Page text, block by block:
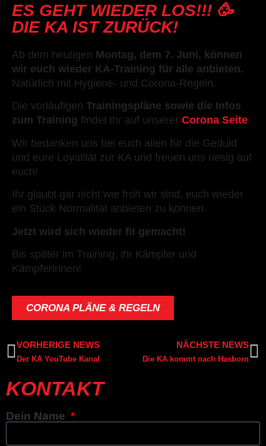
ES GEHT WIEDER LOS!!! 🥳
DIE KA IST ZURÜCK!
Ab dem heutigen Montag, dem 7. Juni, können
wir euch wieder KA-Training für alle anbieten.
Natürlich mit Hygiene- und Corona-Regeln.
Die vorläufigen Trainingspläne sowie die Infos
zum Training findet ihr auf unserer Corona Seite.
Wir bedanken uns bei euch allen für die Geduld
und eure Loyalität zur KA und freuen uns riesig auf
euch!
Ihr glaubt gar nicht wie froh wir sind, euch wieder
ein Stück Normalität anbieten zu können.
Jetzt wird sich wieder fit gemacht!
Bis später im Training, ihr Kämpfer und
Kämpferinnen!
CORONA PLÄNE & REGELN
VORHERIGE NEWS
Der KA YouTube Kanal
NÄCHSTE NEWS
Die KA kommt nach Hasborn
KONTAKT
Dein Name